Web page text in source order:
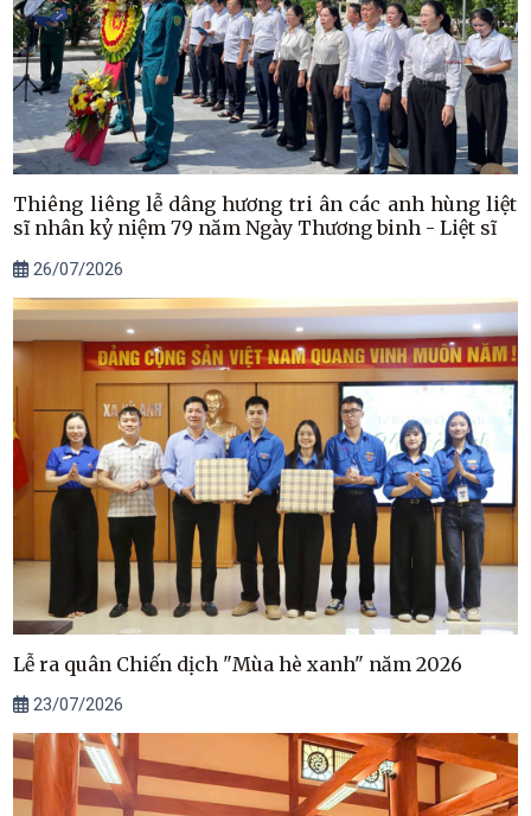
Thiêng liêng lễ dâng hương tri ân các anh hùng liệt
sĩ nhân kỷ niệm 79 năm Ngày Thương binh - Liệt sĩ
26/07/2026
Lễ ra quân Chiến dịch "Mùa hè xanh" năm 2026
23/07/2026